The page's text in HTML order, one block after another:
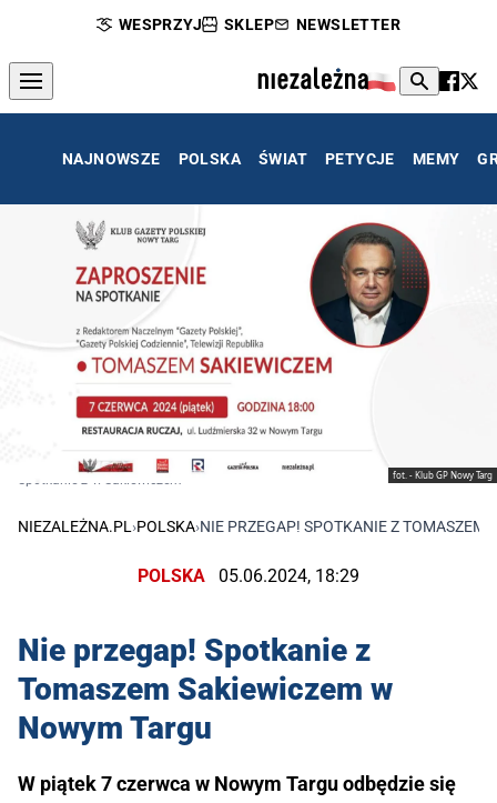
WESPRZYJ SKLEP NEWSLETTER
NAJNOWSZE POLSKA ŚWIAT PETYCJE MEMY
fot. - Klub GP Nowy Targ
Spotkanie z T. Sakiewiczem
NIEZALEŻNA.PL ›POLSKA›NIE PRZEGAP! SPOTKANIE Z TOMASZEM
POLSKA 05.06.2024, 18:29
Nie przegap! Spotkanie z
Tomaszem Sakiewiczem w
Nowym Targu
W piątek 7 czerwca w Nowym Targu odbędzie się